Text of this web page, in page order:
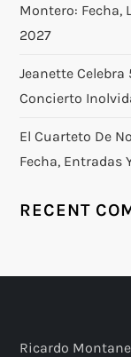
Montero: Fecha,
2027
Jeanette Celebra
Concierto
El Cuarteto De
Fecha, Entradas
RECENT
Ricardo